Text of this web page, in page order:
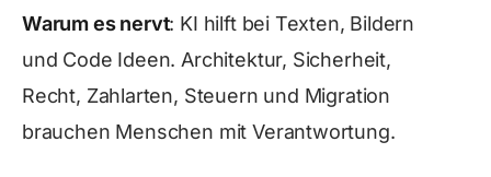
Warum es nervt: KI hilft bei Texten, Bildern
und Code Ideen. Architektur, Sicherheit,
Recht, Zahlarten, Steuern und Migration
brauchen Menschen mit Verantwortung.